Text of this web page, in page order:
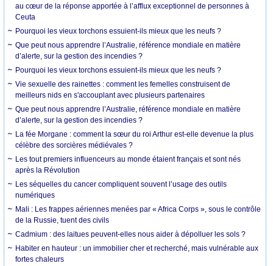
au cœur de la réponse apportée à l’afflux exceptionnel de personnes à
Ceuta
Pourquoi les vieux torchons essuient-ils mieux que les neufs ?
Que peut nous apprendre l’Australie, référence mondiale en matière
d’alerte, sur la gestion des incendies ?
Pourquoi les vieux torchons essuient-ils mieux que les neufs ?
Vie sexuelle des rainettes : comment les femelles construisent de
meilleurs nids en s'accouplant avec plusieurs partenaires
Que peut nous apprendre l’Australie, référence mondiale en matière
d’alerte, sur la gestion des incendies ?
La fée Morgane : comment la sœur du roi Arthur est-elle devenue la plus
célèbre des sorcières médiévales ?
Les tout premiers influenceurs au monde étaient français et sont nés
après la Révolution
Les séquelles du cancer compliquent souvent l’usage des outils
numériques
Mali : Les frappes aériennes menées par « Africa Corps », sous le contrôle
de la Russie, tuent des civils
Cadmium : des laitues peuvent-elles nous aider à dépolluer les sols ?
Habiter en hauteur : un immobilier cher et recherché, mais vulnérable aux
fortes chaleurs